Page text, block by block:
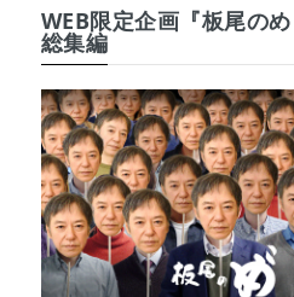
WEB限定企画『板尾の
総集編